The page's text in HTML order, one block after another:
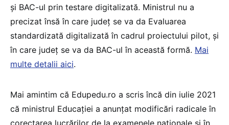
și BAC-ul prin testare digitalizată. Ministrul nu a
precizat însă în care județ se va da Evaluarea
standardizată digitalizată în cadrul proiectului pilot, și
în care județ se va da BAC-ul în această formă. Mai
multe detalii aici.
Mai amintim că Edupedu.ro a scris încă din iulie 2021
că ministrul Educației a anunțat modificări radicale în